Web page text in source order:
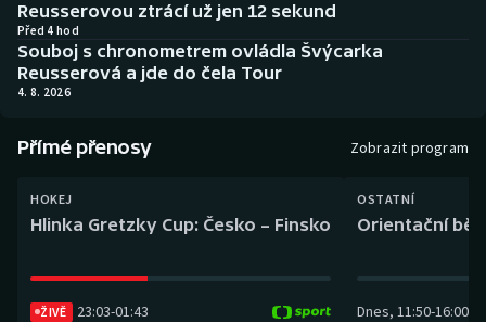
Biatlon
Boby a skeleton
Box
Aplikace ČT sport
AZ kvíz
Reusserovou ztrácí už jen 12 sekund
Před 4 hod
Souboj s chronometrem ovládla Švýcarka
Reusserová a jde do čela Tour
4. 8. 2026
Přímé přenosy Zobrazit program
HOKEJ
Hlinka Gretzky Cup: Česko – Finsko
ŽIVĚ 23:03-01:43
OSTATNÍ
Orientační
Dnes, 11:50-16:00